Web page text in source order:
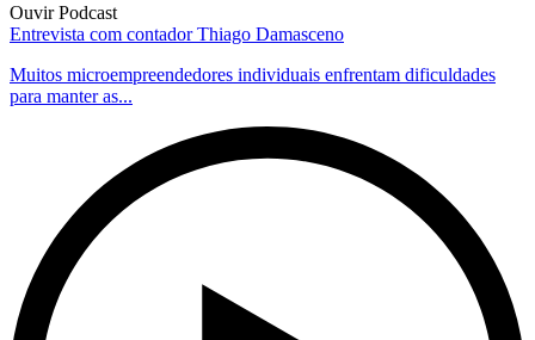
Ouvir Podcast
Entrevista com contador Thiago Damasceno
Muitos microempreendedores individuais enfrentam dificuldades
para manter as...